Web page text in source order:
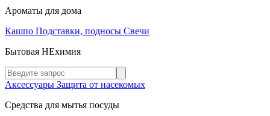
Ароматы для дома
Кашпо Подставки, подносы Свечи
Бытовая НЕхимия
Аксессуары Защита от насекомых
Средства для мытья посуды